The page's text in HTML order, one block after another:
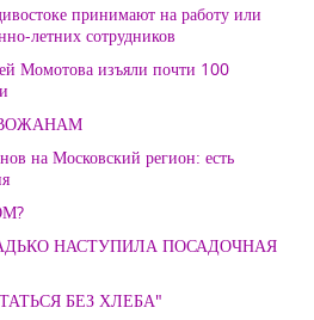
принимают на работу или
летних сотрудников
Момотова изъяли почти 100
на Московский регион: есть
НАСТУПИЛА ПОСАДОЧНАЯ
БЕЗ ХЛЕБА"